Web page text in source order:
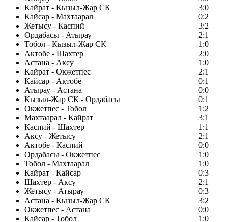
Кайрат - Кызыл-Жар СК
3:0
Кайсар - Махтаарал
0:2
Жетысу - Каспий
3:2
Ордабасы - Атырау
2:1
Тобол - Кызыл-Жар СК
1:0
Актобе - Шахтер
2:0
Астана - Аксу
1:0
Кайрат - Окжетпес
2:1
Кайсар - Актобе
0:1
Атырау - Астана
0:0
Кызыл-Жар СК - Ордабасы
0:1
Окжетпес - Тобол
1:2
Махтаарал - Кайрат
3:1
Каспий - Шахтер
1:1
Аксу - Жетысу
2:1
Актобе - Каспий
0:0
Ордабасы - Окжетпес
1:0
Тобол - Махтаарал
1:0
Кайрат - Кайсар
0:3
Шахтер - Аксу
2:1
Жетысу - Атырау
0:3
Астана - Кызыл-Жар СК
3:2
Окжетпес - Астана
0:0
Кайсар - Тобол
1:0